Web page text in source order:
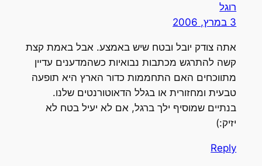
רוגל
3 במרץ, 2006
אתה צודק יובל ובטח שיש באמצע. אבל באמת קצת
קשה להתרגש מכתבות נבואיות כשהמדענים עדיין
מתווכחים האם התחממות כדור הארץ היא תופעה
טבעית ומחזורית או בגלל הדאוטורנטים שלנו.
בנתיים שמוסיף ילך ברגל, אם לא יעיל בטח לא
יזיק:)
Reply